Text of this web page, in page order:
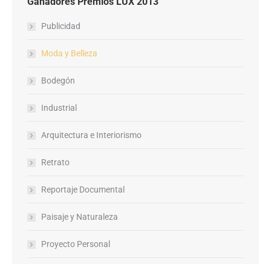
Publicidad
Moda y Belleza
Bodegón
Industrial
Arquitectura e Interiorismo
Retrato
Reportaje Documental
Paisaje y Naturaleza
Proyecto Personal